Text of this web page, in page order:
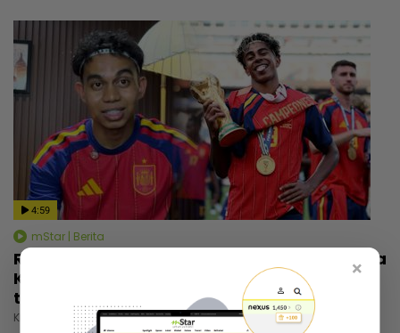
4:59
mStar | Berita
Rezeki wajah seiras Lamine Yamal, pemuda
Kelantan tak sia-siakan peluang... Banyak
tawaran reviu, ramai nak bergambar
Khamis, 30 Julai 2026 5:00 PM
×